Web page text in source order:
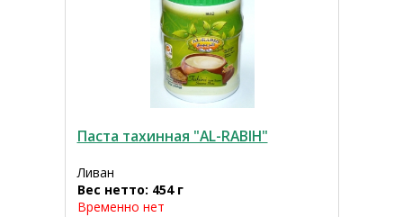
Паста тахинная "AL-RABIH"
Ливан
Вес нетто: 454 г
Временно нет